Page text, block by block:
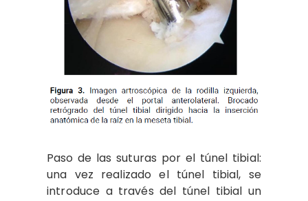
Paso de las suturas por el túnel tibial:
una vez realizado el túnel tibial, se
introduce a través del túnel tibial un